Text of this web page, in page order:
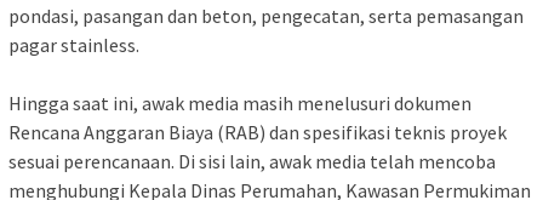
pondasi, pasangan dan beton, pengecatan, serta pemasangan
pagar stainless.
‎Hingga saat ini, awak media masih menelusuri dokumen
Rencana Anggaran Biaya (RAB) dan spesifikasi teknis proyek
sesuai perencanaan. Di sisi lain, awak media telah mencoba
menghubungi Kepala Dinas Perumahan, Kawasan Permukiman